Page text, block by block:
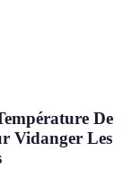
De
Vidanger Les